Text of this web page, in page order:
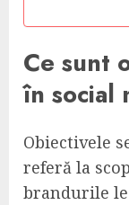
Ce sunt
în social
Obiectivele
referă la
brandurile